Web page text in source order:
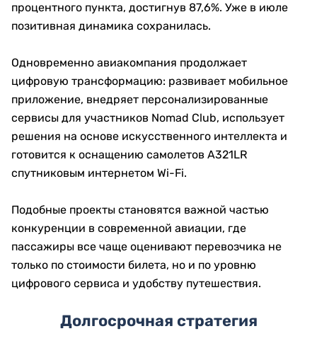
процентного пункта, достигнув 87,6%. Уже в июле
позитивная динамика сохранилась.
Одновременно авиакомпания продолжает
цифровую трансформацию: развивает мобильное
приложение, внедряет персонализированные
сервисы для участников Nomad Club, использует
решения на основе искусственного интеллекта и
готовится к оснащению самолетов A321LR
спутниковым интернетом Wi-Fi.
Подобные проекты становятся важной частью
конкуренции в современной авиации, где
пассажиры все чаще оценивают перевозчика не
только по стоимости билета, но и по уровню
цифрового сервиса и удобству путешествия.
Долгосрочная стратегия